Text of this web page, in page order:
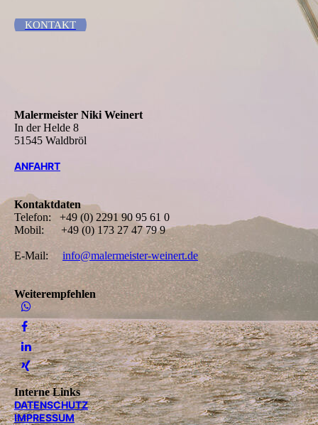
KONTAKT
Malermeister Niki Weinert
In der Helde 8
51545 Waldbröl
ANFAHRT
Kontaktdaten
Telefon: +49 (0) 2291 90 95 61 0
Mobil: +49 (0) 173 27 47 79 9
E-Mail: info@malermeister-weinert.de
Weiterempfehlen
Interne Links
DATEN­SCHUTZ
IMPRESSUM